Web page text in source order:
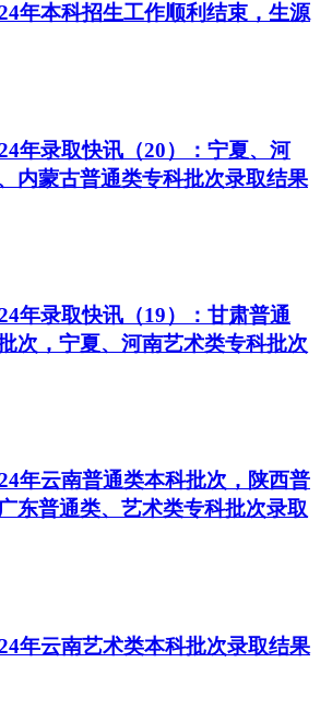
年本科招生工作顺利结束，生源
年录取快讯（20）：宁夏、河
内蒙古普通类专科批次录取结果
年录取快讯（19）：甘肃普通
次，宁夏、河南艺术类专科批次
年云南普通类本科批次，陕西普
东普通类、艺术类专科批次录取
年云南艺术类本科批次录取结果